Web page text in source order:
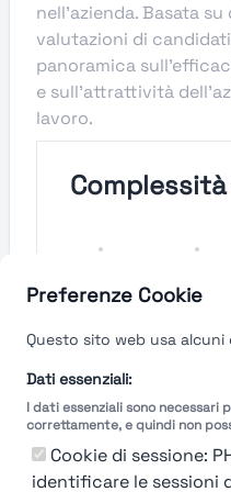
Preferenze Cookie
Questo sito web usa alcuni
Dati essenziali:
I dati essenziali sono necessari
correttamente, e quindi non
Cookie di sessione:
identificare le sessioni
nell'azienda. Basata
valutazioni di
panoramica
e sull'attrattività
lavoro.
Velocità
Molto
Breve